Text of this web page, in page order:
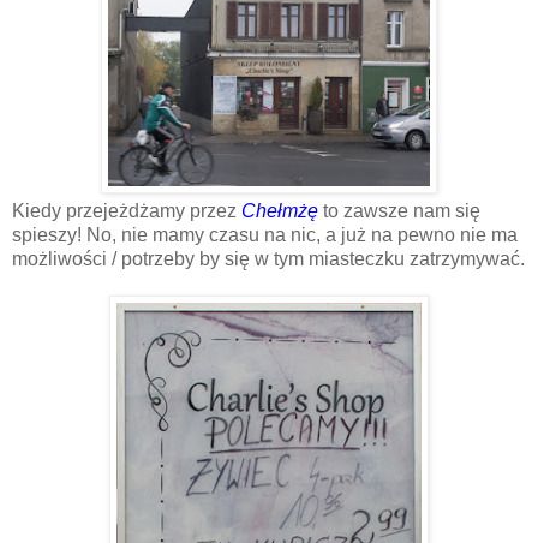
Kiedy przejeżdżamy przez Chełmżę to zawsze nam się
spieszy! No, nie mamy czasu na nic, a już na pewno nie ma
możliwości / potrzeby by się w tym miasteczku zatrzymywać.